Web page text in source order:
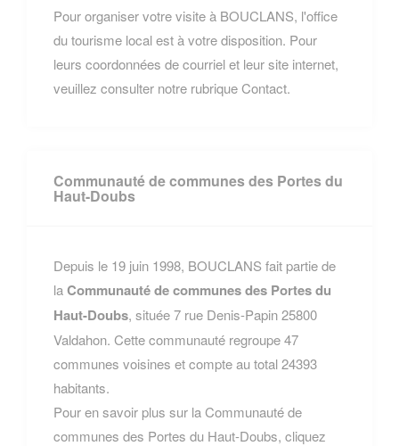
Pour organiser votre visite à BOUCLANS, l'office
du tourisme local est à votre disposition. Pour
leurs coordonnées de courriel et leur site internet,
veuillez consulter notre rubrique Contact.
Communauté de communes des Portes du
Haut-Doubs
Depuis le 19 juin 1998, BOUCLANS fait partie de
laCommunauté de communes des Portes du
Haut-Doubs, située 7 rue Denis-Papin 25800
Valdahon. Cette communauté regroupe 47
communes voisines et compte au total 24393
habitants.
Pour en savoir plus sur la Communauté de
communes des Portes du Haut-Doubs, cliquez